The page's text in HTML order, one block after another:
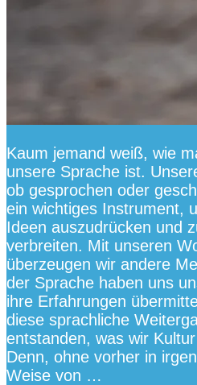
Kaum jemand weiß, wie
unsere Sprache ist.
ob gesprochen oder
ein wichtiges Instrument,
Ideen auszudrücken und
verbreiten. Mit unseren
überzeugen wir andere
der Sprache haben uns
ihre Erfahrungen
diese sprachliche
entstanden, was wir
Denn, ohne vorher in
Weise von …